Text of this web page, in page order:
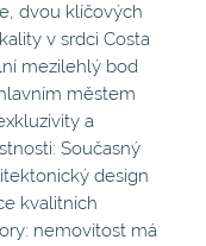
dvou klíčových
v srdci Costa
mezilehlý bod
městem
a
Současný
design
kvalitních
nemovitost má